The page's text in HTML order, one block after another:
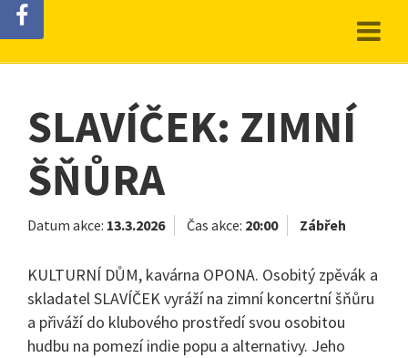
SLAVÍČEK: ZIMNÍ
ŠŇŮRA
Datum akce: 13.3.2026 Čas akce: 20:00 Zábřeh
KULTURNÍ DŮM, kavárna OPONA. Osobitý zpěvák a
skladatel SLAVÍČEK vyráží na zimní koncertní šňůru
a přiváží do klubového prostředí svou osobitou
hudbu na pomezí indie popu a alternativy. Jeho